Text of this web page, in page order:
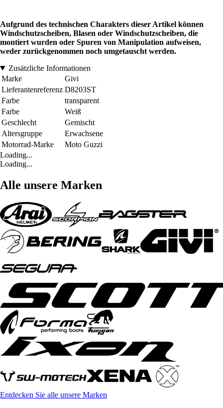
Aufgrund des technischen Charakters dieser Artikel können
Windschutzscheiben, Blasen oder Windschutzscheiben, die
montiert wurden oder Spuren von Manipulation aufweisen,
weder zurückgenommen noch umgetauscht werden.
Zusätzliche Informationen
Marke
Givi
Lieferantenreferenz D8203ST
Farbe
transparent
Farbe
Weiß
Geschlecht
Gemischt
Altersgruppe
Erwachsene
Motorrad-Marke
Moto Guzzi
Loading...
Loading...
Alle unsere Marken
Entdecken Sie alle unsere Marken